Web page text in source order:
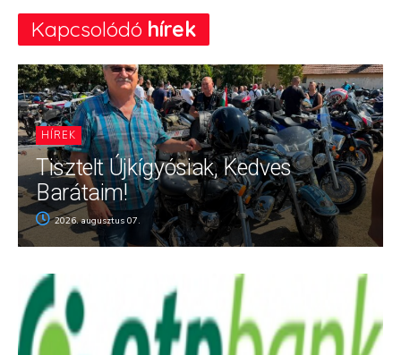
Kapcsolódó hírek
HÍREK
Tisztelt Újkígyósiak, Kedves
Barátaim!
2026. augusztus 07.